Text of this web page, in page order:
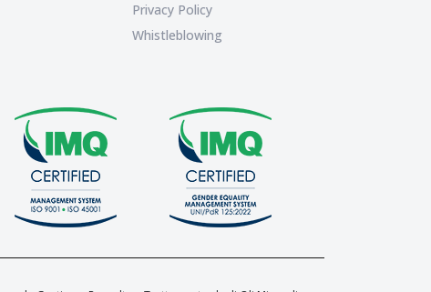
Privacy Policy
Whistleblowing